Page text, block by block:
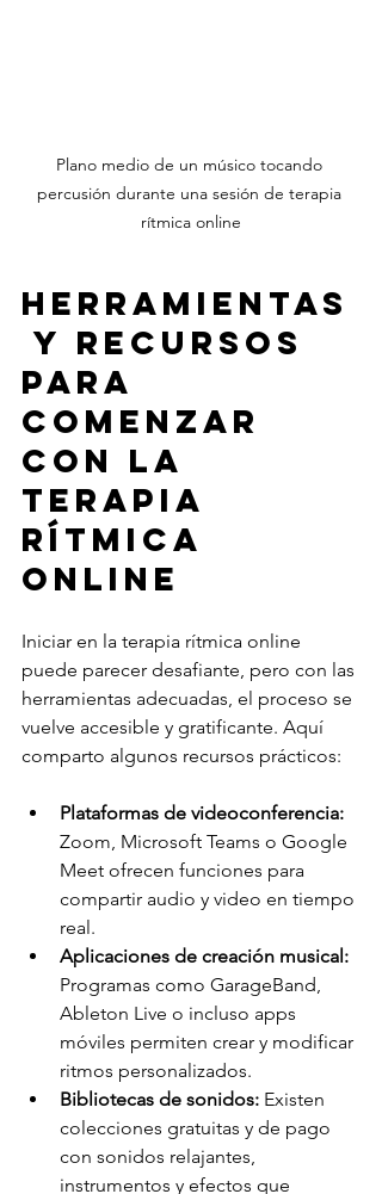
Plano medio de un músico tocando
percusión durante una sesión de terapia
rítmica online
Herramientas
y recursos
para
comenzar
con la
terapia
rítmica
online
Iniciar en la terapia rítmica online
puede parecer desafiante, pero con las
herramientas adecuadas, el proceso se
vuelve accesible y gratificante. Aquí
comparto algunos recursos prácticos:
Plataformas de videoconferencia:
Zoom, Microsoft Teams o Google
Meet ofrecen funciones para
compartir audio y video en tiempo
real.
Aplicaciones de creación musical:
Programas como GarageBand,
Ableton Live o incluso apps
móviles permiten crear y modificar
ritmos personalizados.
Bibliotecas de sonidos: Existen
colecciones gratuitas y de pago
con sonidos relajantes,
instrumentos y efectos que